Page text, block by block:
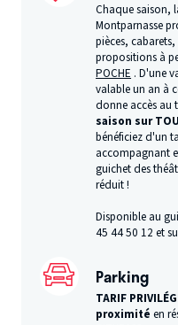
Chaque saison,
Montparnasse
pièces,
propositions à
POCHE . D'une
valable un an à
donne accès au
saison sur
bénéficiez d'un
accompagnant
guichet des
réduit !
Disponible au
45 44 50 12 et
Parking
TARIF
proximité en